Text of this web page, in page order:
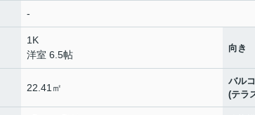
-
1K
洋室 6.5帖
向き
22.41㎡
バル
(テラ